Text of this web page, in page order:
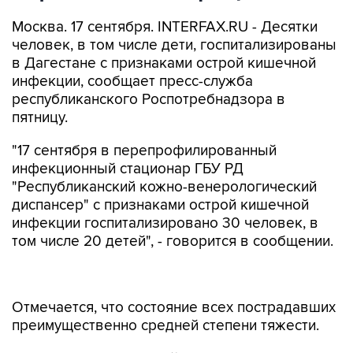
Москва. 17 сентября. INTERFAX.RU - Десятки
человек, в том числе дети, госпитализированы
в Дагестане с признаками острой кишечной
инфекции, сообщает пресс-служба
республиканского Роспотребнадзора в
пятницу.
"17 сентября в перепрофилированный
инфекционный стационар ГБУ РД
"Республиканский кожно-венерологический
диспансер" с признаками острой кишечной
инфекции госпитализировано 30 человек, в
том числе 20 детей", - говорится в сообщении.
"ЧП произошло в одной из религиозных